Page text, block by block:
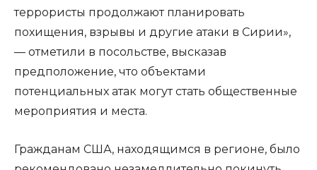
террористы продолжают планировать
похищения, взрывы и другие атаки в Сирии»,
— отметили в посольстве, высказав
предположение, что объектами
потенциальных атак могут стать общественные
мероприятия и места.
Гражданам США, находящимся в регионе, было